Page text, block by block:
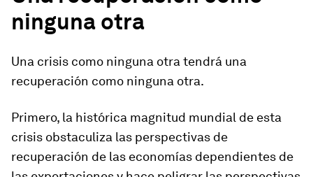
ninguna otra
Una crisis como ninguna otra tendrá una
recuperación como ninguna otra.
Primero, la histórica magnitud mundial de esta
crisis obstaculiza las perspectivas de
recuperación de las economías dependientes de